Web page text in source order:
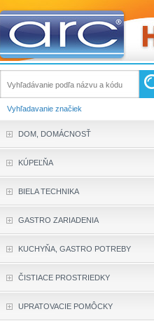
Vyhľadavanie značiek
DOM, DOMÁCNOSŤ
KÚPEĽŇA
BIELA TECHNIKA
GASTRO ZARIADENIA
KUCHYŇA, GASTRO POTREBY
ČISTIACE PROSTRIEDKY
UPRATOVACIE POMÔCKY